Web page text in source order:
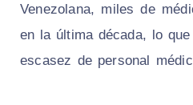
Venezolana, miles de
en la última década, lo
escasez de personal